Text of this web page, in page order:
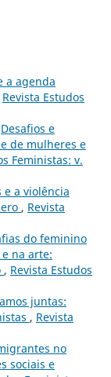
a agenda
Revista Estudos
Desafios e
de mulheres e
Feministas: v.
e a violência
, Revista
do feminino
na arte:
, Revista Estudos
juntas:
, Revista
no
sociais e